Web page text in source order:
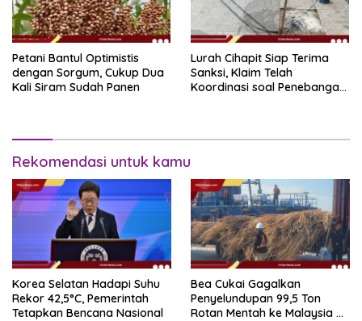
Petani Bantul Optimistis
dengan Sorgum, Cukup Dua
Kali Siram Sudah Panen
Lurah Cihapit Siap Terima
Sanksi, Klaim Telah
Koordinasi soal Penebangan
Rekomendasi untuk kamu
Korea Selatan Hadapi Suhu
Rekor 42,5°C, Pemerintah
Tetapkan Bencana Nasional
Bea Cukai Gagalkan
Penyelundupan 99,5 Ton
Rotan Mentah ke Malaysia di